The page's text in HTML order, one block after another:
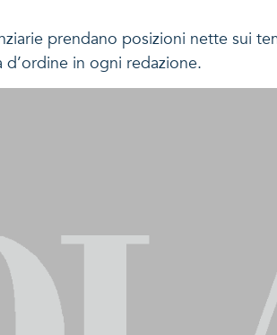
prendano posizioni nette sui
in ogni redazione.